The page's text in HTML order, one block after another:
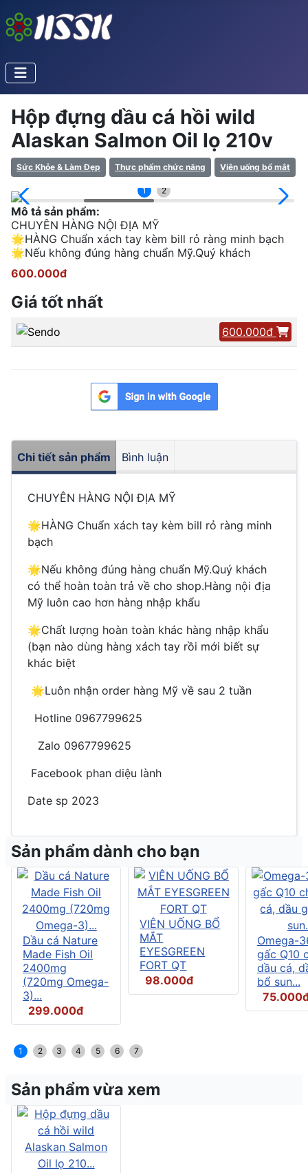
Hộp đựng dầu cá hồi wild
Alaskan Salmon Oil lọ 210v
Sức Khỏe & Làm Đẹp Thực phẩm chức năng Viên uống bổ mắt
1 2
Mô tả sản phẩm:
CHUYÊN HÀNG NỘI ĐỊA MỸ
🌟HÀNG Chuẩn xách tay kèm bill rỏ ràng minh bạch
🌟Nếu không đúng hàng chuẩn Mỹ.Quý khách
600.000đ
Giá tốt nhất
600.000đ
Chi tiết sản phẩm Bình luận
CHUYÊN HÀNG NỘI ĐỊA MỸ
🌟HÀNG Chuẩn xách tay kèm bill rỏ ràng minh
bạch
🌟Nếu không đúng hàng chuẩn Mỹ.Quý khách
có thể hoàn toàn trả về cho shop.Hàng nội địa
Mỹ luôn cao hơn hàng nhập khẩu
🌟Chất lượng hoàn toàn khác hàng nhập khẩu
(bạn nào dùng hàng xách tay rồi mới biết sự
khác biệt
🌟Luôn nhận order hàng Mỹ về sau 2 tuần
Hotline 0967799625
Zalo 0967799625
Facebook phan diệu lành
Date sp 2023
Sản phẩm dành cho bạn
Dầu cá Nature
Made Fish Oil
2400mg
(720mg Omega-
3)...
299.000đ
VIÊN UỐNG BỔ
MẮT
EYESGREEN
FORT QT
98.000đ
Omega-
gấc Q10
dầu cá,
bổ sun...
1 2 3 4 5 6 7
Sản phẩm vừa xem